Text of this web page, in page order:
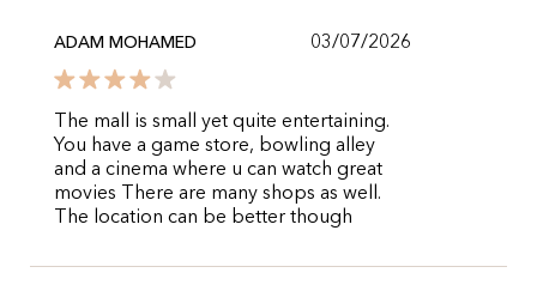
ADAM MOHAMED 03/07/2026
The mall is small yet quite entertaining.
You have a game store, bowling alley
and a cinema where u can watch great
movies There are many shops as well.
The location can be better though